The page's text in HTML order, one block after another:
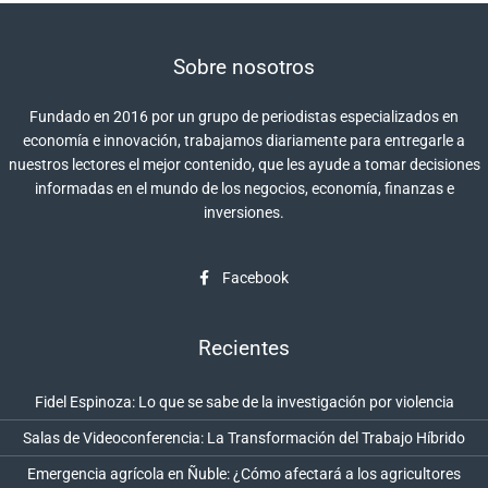
Sobre nosotros
Fundado en 2016 por un grupo de periodistas especializados en
economía e innovación, trabajamos diariamente para entregarle a
nuestros lectores el mejor contenido, que les ayude a tomar decisiones
informadas en el mundo de los negocios, economía, finanzas e
inversiones.
Facebook
Recientes
Fidel Espinoza: Lo que se sabe de la investigación por violencia
Salas de Videoconferencia: La Transformación del Trabajo Híbrido
Emergencia agrícola en Ñuble: ¿Cómo afectará a los agricultores